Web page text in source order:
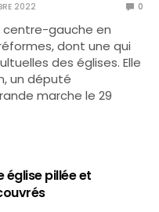
2022 0
centre-gauche en
dont une qui
des églises. Elle
un député
marche le 29
pillée et